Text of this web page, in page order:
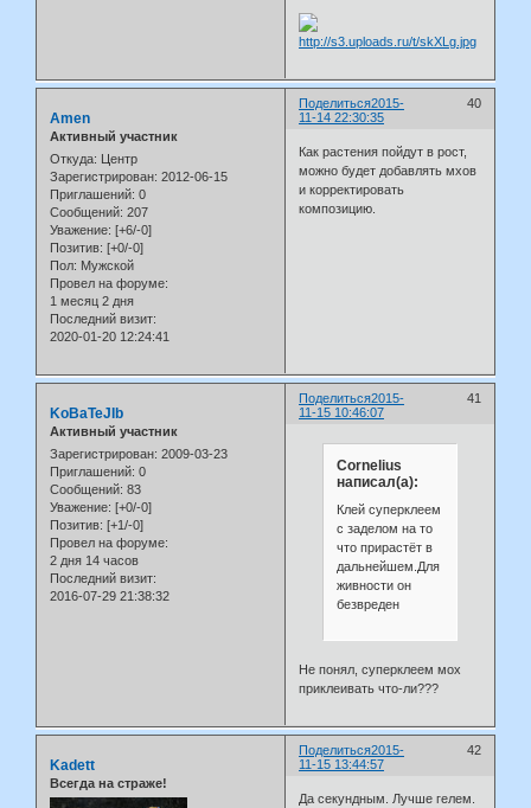
Поделиться 40
2015-
11-14 22:30:35
Amen
Активный участник
Откуда: Центр
Зарегистрирован: 2012-06-15
Приглашений: 0
Сообщений: 207
Уважение: [+6/-0]
Позитив: [+0/-0]
Пол: Мужской
Провел на форуме:
1 месяц 2 дня
Последний визит:
2020-01-20 12:24:41
Как растения пойдут в рост,
можно будет добавлять мхов
и корректировать
композицию.
Поделиться 41
2015-
11-15 10:46:07
KoBaTeJIb
Активный участник
Зарегистрирован: 2009-03-23
Приглашений: 0
Сообщений: 83
Уважение: [+0/-0]
Позитив: [+1/-0]
Провел на форуме:
2 дня 14 часов
Последний визит:
2016-07-29 21:38:32
Cornelius
написал(а):
Клей суперклеем
с заделом на то
что прирастёт в
дальнейшем.Для
живности он
безвреден
Не понял, суперклеем мох
приклеивать что-ли???
Поделиться 42
2015-
11-15 13:44:57
Kadett
Всегда на страже!
Да секундным. Лучше гелем.